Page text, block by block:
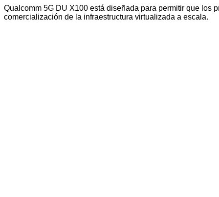
Qualcomm 5G DU X100 está diseñada para permitir que los
comercialización de la infraestructura virtualizada a escala.